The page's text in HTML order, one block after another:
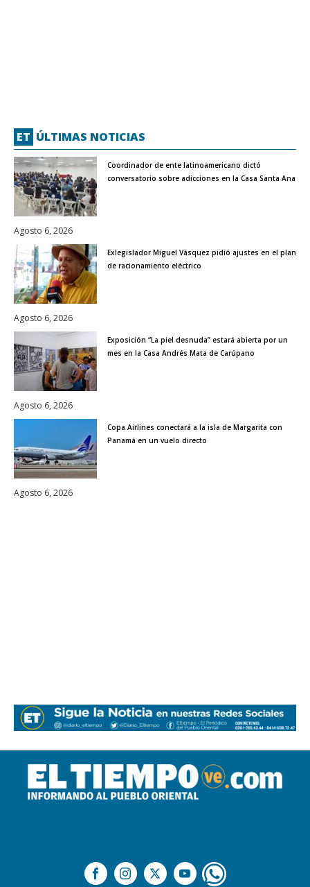
ET ÚLTIMAS NOTICIAS
Coordinador de ente latinoamericano dictó
conversatorio sobre adicciones en la Casa Santa Ana
Agosto 6, 2026
Exlegislador Miguel Vásquez pidió ajustes en el plan
de racionamiento eléctrico
Agosto 6, 2026
Exposición “La piel desnuda” estará abierta por un
mes en la Casa Andrés Mata de Carúpano
Agosto 6, 2026
Copa Airlines conectará a la isla de Margarita con
Panamá en un vuelo directo
Agosto 6, 2026